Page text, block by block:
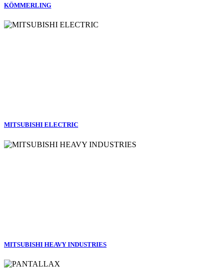
KÖMMERLING
MITSUBISHI ELECTRIC
MITSUBISHI HEAVY INDUSTRIES